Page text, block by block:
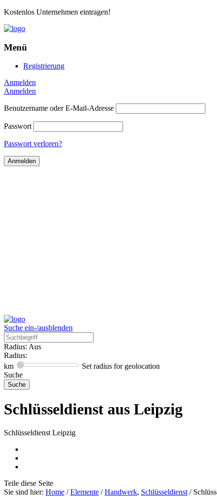
Kostenlos Unternehmen eintragen!
Menü
Registrierung
Anmelden
Anmelden
Benutzername oder E-Mail-Adresse
Passwort
Passwort verloren?
Suche ein-/ausblenden
Radius: Aus
Radius:
km
Set radius for geolocation
Suche
Schlüsseldienst aus Leipzig
Schlüsseldienst Leipzig
Teile diese Seite
Sie sind hier: Home / Elemente / Handwerk, Schlüsseldienst /